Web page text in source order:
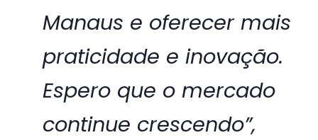
Manaus e oferecer mais
praticidade e inovação.
Espero que o mercado
continue crescendo”,